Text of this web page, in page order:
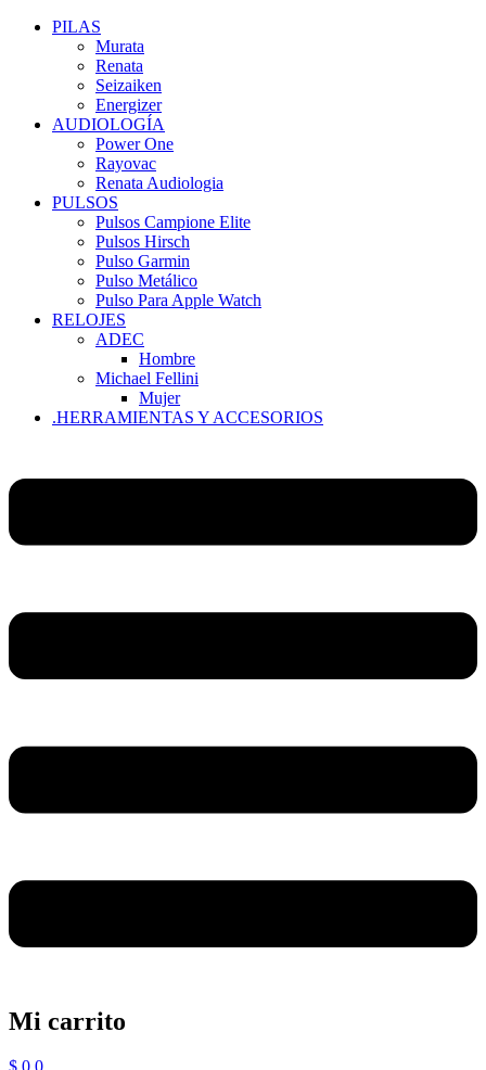
PILAS
Murata
Renata
Seizaiken
Energizer
AUDIOLOGÍA
Power One
Rayovac
Renata Audiologia
PULSOS
Pulsos Campione Elite
Pulsos Hirsch
Pulso Garmin
Pulso Metálico
Pulso Para Apple Watch
RELOJES
ADEC
Hombre
Michael Fellini
Mujer
.HERRAMIENTAS Y ACCESORIOS
Mi carrito